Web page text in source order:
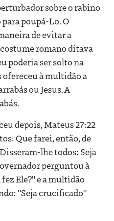
sobre o rabino
poupá-Lo. O
de evitar a
costume romano ditava
poderia ser solto na
ofereceu à multidão a
ou Jesus. A
depois, Mateus 27:22
Que farei, então, de
lhe todos: Seja
perguntou à
Ele?" e a multidão
"Seja crucificado"